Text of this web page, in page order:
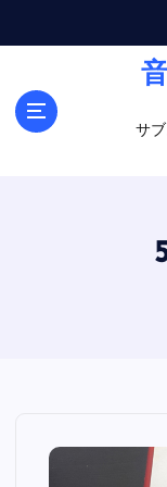
音楽を語ら
サ